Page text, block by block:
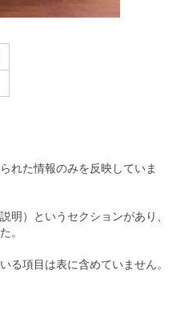
れた情報のみを反映していま
明）というセクションがあり、
。
る項目は表に含めていません。